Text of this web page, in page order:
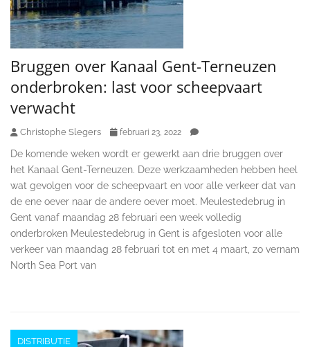
Bruggen over Kanaal Gent-Terneuzen
onderbroken: last voor scheepvaart
verwacht
Christophe Slegers februari 23, 2022
De komende weken wordt er gewerkt aan drie bruggen over
het Kanaal Gent-Terneuzen. Deze werkzaamheden hebben heel
wat gevolgen voor de scheepvaart en voor alle verkeer dat van
de ene oever naar de andere oever moet. Meulestedebrug in
Gent vanaf maandag 28 februari een week volledig
onderbroken Meulestedebrug in Gent is afgesloten voor alle
verkeer van maandag 28 februari tot en met 4 maart, zo vernam
North Sea Port van
DISTRIBUTIE